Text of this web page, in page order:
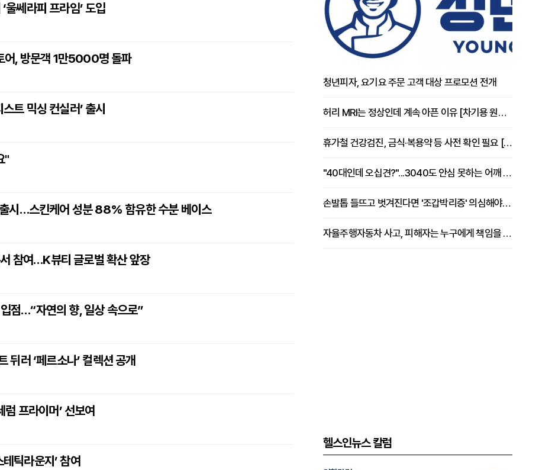
울쎄라피 프라임’ 도입
어, 방문객 1만5000명 돌파
트 믹싱 컨실러’ 출시
"
출시…스킨케어 성분 88% 함유한 수분 베이스
참여…K뷰티 글로벌 확산 앞장
점…“자연의 향, 일상 속으로”
러 ‘페르소나’ 컬렉션 공개
프라이머’ 선보여
틱라운지’ 참여
청년피자, 요기요 주문 고객 대상 프로모션 전개
허리 MRI는 정상인데 계속 아픈 이유 [차기용 원장 칼럼]
휴가철 건강검진, 금식·복용약 등 사전 확인 필요 [정도감 원장 칼럼]
"40대인데 오십견?"...3040도 안심 못하는 어깨 유착성 관절낭염
손발톱 들뜨고 벗겨진다면 '조갑박리증' 의심해야 [김철윤 원장 칼럼]
자율주행자동차 사고, 피해자는 누구에게 책임을 물을 수 있을까
헬스인뉴스 칼럼